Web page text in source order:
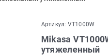
Артикул: VT1000W
Mikasa
утяжеленный